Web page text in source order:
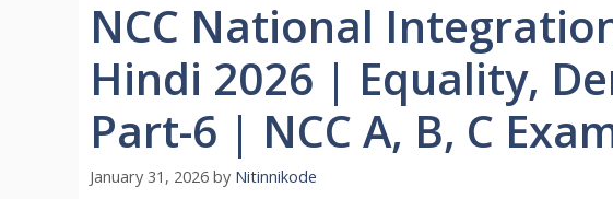
NCC National
Hindi 2026 | Equality,
Part-6 | NCC A, B, C
January 31, 2026 by Nitinnikode